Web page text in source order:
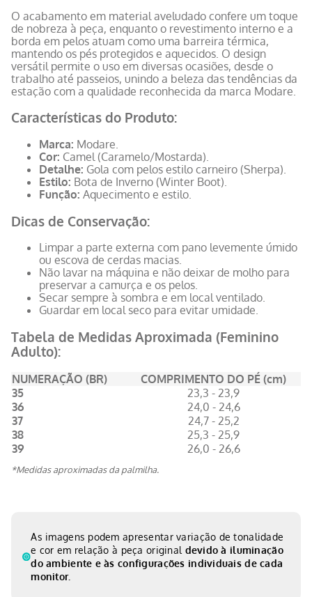
O acabamento em material aveludado confere um toque
de nobreza à peça, enquanto o revestimento interno e a
borda em pelos atuam como uma barreira térmica,
mantendo os pés protegidos e aquecidos. O design
versátil permite o uso em diversas ocasiões, desde o
trabalho até passeios, unindo a beleza das tendências da
estação com a qualidade reconhecida da marca Modare.
Características do Produto:
Marca: Modare.
Cor: Camel (Caramelo/Mostarda).
Detalhe: Gola com pelos estilo carneiro (Sherpa).
Estilo: Bota de Inverno (Winter Boot).
Função: Aquecimento e estilo.
Dicas de Conservação:
Limpar a parte externa com pano levemente úmido
ou escova de cerdas macias.
Não lavar na máquina e não deixar de molho para
preservar a camurça e os pelos.
Secar sempre à sombra e em local ventilado.
Guardar em local seco para evitar umidade.
Tabela de Medidas Aproximada (Feminino
Adulto):
NUMERAÇÃO (BR)
COMPRIMENTO DO PÉ (cm)
35
23,3 - 23,9
36
24,0 - 24,6
37
24,7 - 25,2
38
25,3 - 25,9
39
26,0 - 26,6
*Medidas aproximadas da palmilha.
As imagens podem apresentar variação de tonalidade
e cor em relação à peça original devido à iluminação
do ambiente e às configurações individuais de cada
monitor.